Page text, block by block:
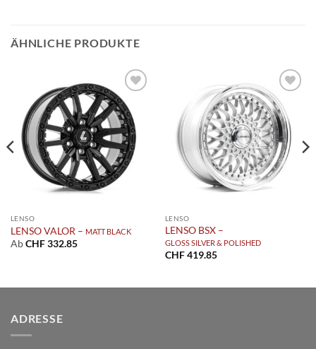
ÄHNLICHE PRODUKTE
Add to
wishlist
LENSO
LENSO VALOR – MATT BLACK
AbCHF332.85
Add to
wishlist
LENSO
LENSO BSX –
GLOSS SILVER & POLISHED
CHF419.85
ADRESSE